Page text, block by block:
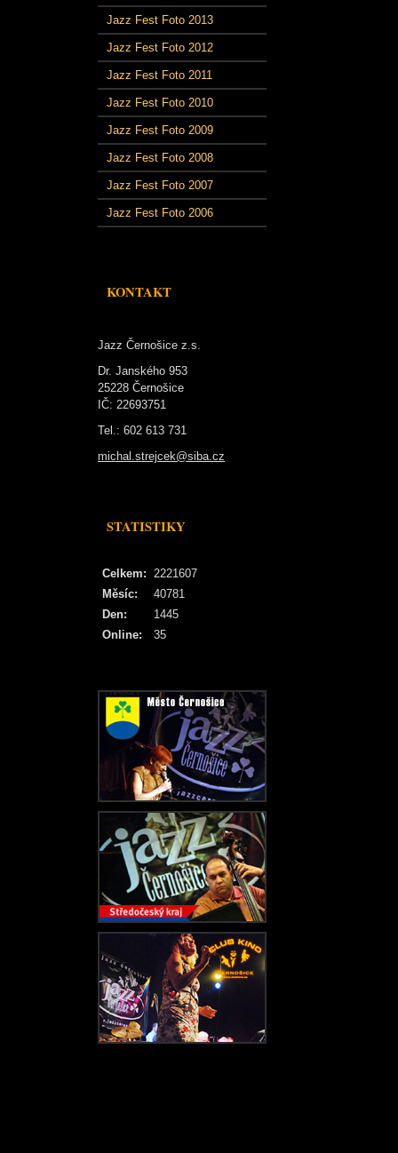
Jazz Fest Foto 2013
Jazz Fest Foto 2012
Jazz Fest Foto 2011
Jazz Fest Foto 2010
Jazz Fest Foto 2009
Jazz Fest Foto 2008
Jazz Fest Foto 2007
Jazz Fest Foto 2006
KONTAKT
Jazz Černošice z.s.
Dr. Janského 953
25228 Černošice
IČ: 22693751
Tel.: 602 613 731
michal.strejcek@siba.cz
STATISTIKY
Online: 35
Celkem: 2221607
Měsíc:
40781
Den:
1445